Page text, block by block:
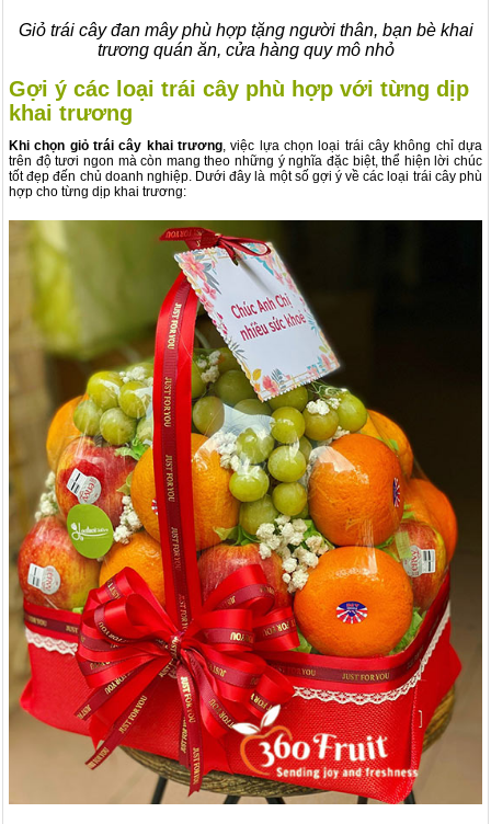
Giỏ trái cây đan mây phù hợp tặng người thân, bạn bè khai
trương quán ăn, cửa hàng quy mô nhỏ
Gợi ý các loại trái cây phù hợp với từng dịp
khai trương
Khi chọn giỏ trái cây khai trương, việc lựa chọn loại trái cây không chỉ dựa
trên độ tươi ngon mà còn mang theo những ý nghĩa đặc biệt, thể hiện lời chúc
tốt đẹp đến chủ doanh nghiệp. Dưới đây là một số gợi ý về các loại trái cây phù
hợp cho từng dịp khai trương: